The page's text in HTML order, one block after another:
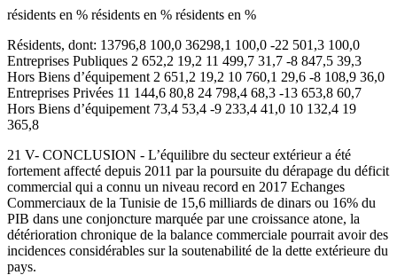
résidents en % résidents en % résidents en %
Résidents, dont: 13796,8 100,0 36298,1 100,0 -22 501,3 100,0
Entreprises Publiques 2 652,2 19,2 11 499,7 31,7 -8 847,5 39,3
Hors Biens d’équipement 2 651,2 19,2 10 760,1 29,6 -8 108,9 36,0
Entreprises Privées 11 144,6 80,8 24 798,4 68,3 -13 653,8 60,7
Hors Biens d’équipement 73,4 53,4 -9 233,4 41,0 10 132,4 19
365,8
21 V- CONCLUSION - L’équilibre du secteur extérieur a été
fortement affecté depuis 2011 par la poursuite du dérapage du déficit
commercial qui a connu un niveau record en 2017 Echanges
Commerciaux de la Tunisie de 15,6 milliards de dinars ou 16% du
PIB dans une conjoncture marquée par une croissance atone, la
détérioration chronique de la balance commerciale pourrait avoir des
incidences considérables sur la soutenabilité de la dette extérieure du
pays.